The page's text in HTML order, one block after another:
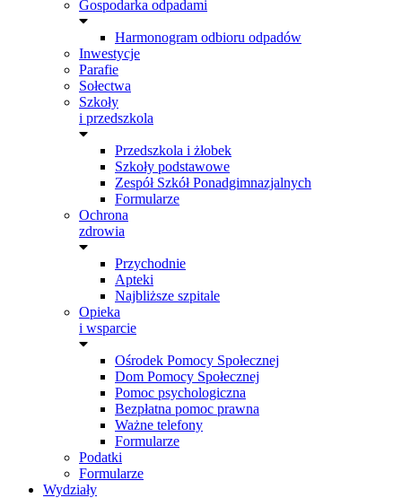
Gospodarka odpadami
Harmonogram odbioru odpadów
Inwestycje
Parafie
Sołectwa
Szkoły
i przedszkola
Przedszkola i żłobek
Szkoły podstawowe
Zespół Szkół Ponadgimnazjalnych
Formularze
Ochrona
zdrowia
Przychodnie
Apteki
Najbliższe szpitale
Opieka
i wsparcie
Ośrodek Pomocy Społecznej
Dom Pomocy Społecznej
Pomoc psychologiczna
Bezpłatna pomoc prawna
Ważne telefony
Formularze
Podatki
Formularze
Wydziały